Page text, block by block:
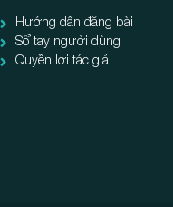
Hướng dẫn đăng bài
Sổ tay người dùng
Quyền lợi tác giả